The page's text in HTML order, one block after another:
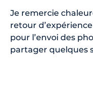
Je remercie
retour
pour l’envoi des
partager quelques